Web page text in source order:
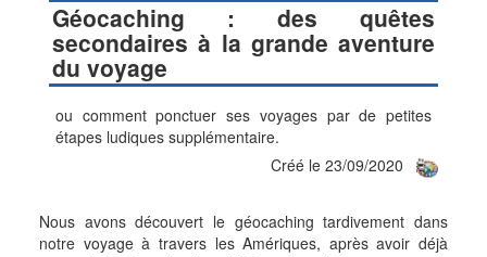
Géocaching : des quêtes
secondaires à la grande aventure
du voyage
ou comment ponctuer ses voyages par de petites
étapes ludiques supplémentaire.
Créé le 23/09/2020
Nous avons découvert le géocaching tardivement dans
notre voyage à travers les Amériques, après avoir déjà